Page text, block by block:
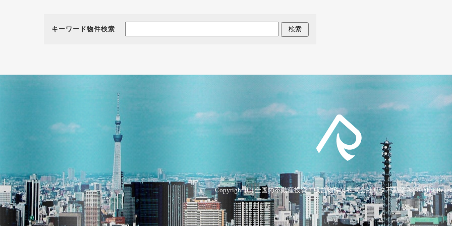
キーワード物件検索 検索
Copyright (C)全国の不動産投資・収益物件は株式会社リタ不動産All Rights